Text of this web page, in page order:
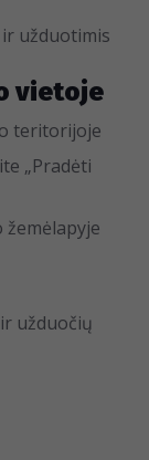
užduotimis
vietoje
teritorijoje
„Pradėti
užduočių